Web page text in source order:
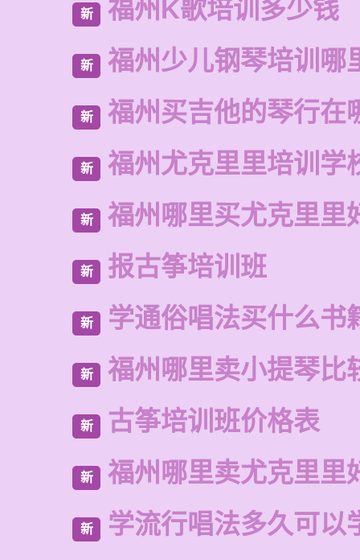
新 福州K歌培训多少钱
新 福州少儿钢琴培训哪
新 福州买吉他的琴行在
新 福州尤克里里培训学
新 福州哪里买尤克里里
新 报古筝培训班
新 学通俗唱法买什么书
新 福州哪里卖小提琴比
新 古筝培训班价格表
新 福州哪里卖尤克里里
新 学流行唱法多久可以